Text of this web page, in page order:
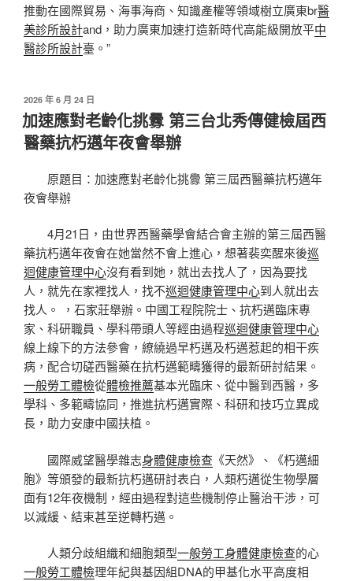
推動在國際貿易、海事海商、知識產權等領域樹立廣東br醫
美診所設計and，助力廣東加速打造新時代高能級開放平中
醫診所設計臺。”
發
佈
於
2026 年 6 月 24 日
加速應對老齡化挑釁 第三台北秀傳健檢屆西
醫藥抗朽邁年夜會舉辦
原題目：加速應對老齡化挑釁 第三屆西醫藥抗朽邁年
夜會舉辦
4月21日，由世界西醫藥學會結合會主辦的第三屆西醫
藥抗朽邁年夜會在她當然不會上進心，想著裴奕醒來後巡
迴健康管理中心沒有看到她，就出去找人了，因為要找
人，就先在家裡找人，找不巡迴健康管理中心到人就出去
找人。 ，石家莊舉辦。中國工程院院士、抗朽邁臨床專
家、科研職員、學科帶頭人等經由過程巡迴健康管理中心
線上線下的方法參會，繚繞過早朽邁及朽邁惹起的相干疾
病，配合切磋西醫藥在抗朽邁範疇獲得的最新研討結果。
一般勞工體檢從體檢推薦基本光臨床、從中醫到西醫，多
學科、多範疇協同，推進抗朽邁實際、科研和技巧立異成
長，助力安康中國扶植。
國際威望醫學雜志身體健康檢查 《天然》、《朽邁細
胞》等頒發的最新抗朽邁研討表白，人類朽邁從生物學層
面有12年夜機制，經由過程對這些機制停止醫治干涉，可
以減緩、結束甚至逆轉朽邁。
人類分歧組織和細胞類型一般勞工身體健康檢查的心
一般勞工體檢理年紀與基因組DNA的甲基化水平高度相